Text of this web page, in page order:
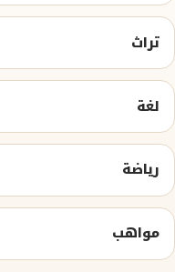
تراث
لغة
رياضة
مواهب